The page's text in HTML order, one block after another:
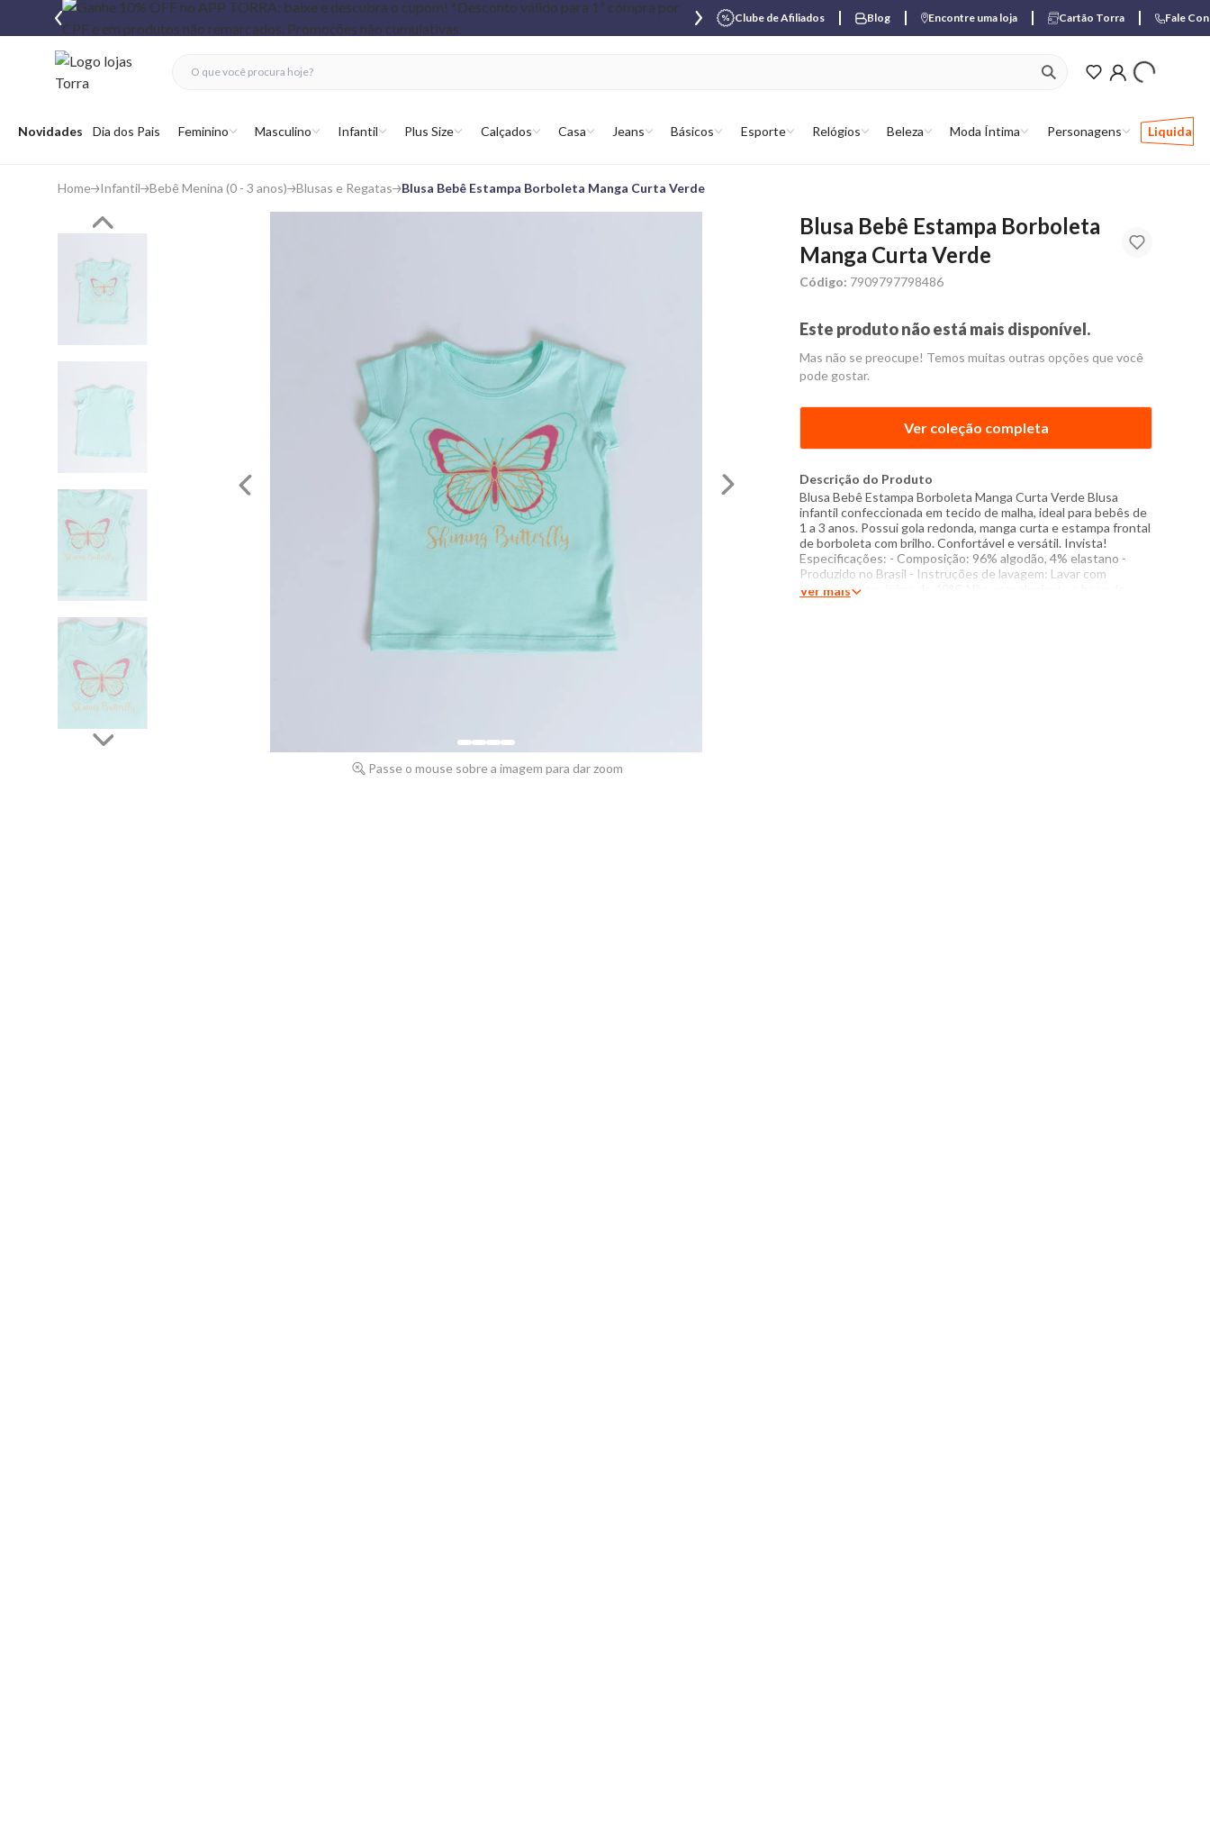
Clube de Afiliados Blog Encontre uma loja Cartão Torra Fale
Abrir menu
Novidades Dia dos Pais Feminino Masculino Infantil Plus Size Calçados Casa Jeans Básicos Esporte Relógios Beleza Moda Íntima Personagens Liquida
ver produtos
fechar menu
fechar menu
favoritos
Home Infantil Bebê Menina (0 - 3 anos) Blusas e Regatas Blusa Bebê Estampa Borboleta Manga Curta Verde
Passe o mouse sobre a imagem para dar zoom
Blusa Bebê Estampa Borboleta
Manga Curta Verde
Código: 7909797798486
Este produto não está mais disponível.
Mas não se preocupe! Temos muitas outras opções que você
pode gostar.
Ver coleção completa
Descrição do Produto
Blusa Bebê Estampa Borboleta Manga Curta Verde Blusa
infantil confeccionada em tecido de malha, ideal para bebês de
1 a 3 anos. Possui gola redonda, manga curta e estampa frontal
de borboleta com brilho. Confortável e versátil. Invista!
Especificações: - Composição: 96% algodão, 4% elastano -
Produzido no Brasil - Instruções de lavagem: Lavar com
temperatura máxima de 40°C Não usar alvejante a base de
Ver mais